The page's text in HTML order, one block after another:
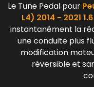
Le Tune Pedal pour
L4) 2014 - 2021
instantanément la
une conduite plus
modification
réversible et